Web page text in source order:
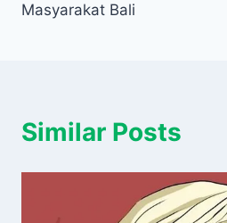
Masyarakat Bali
Similar Posts